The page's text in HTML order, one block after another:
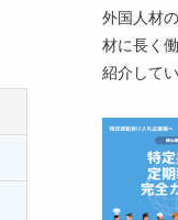
外国人材
材に長く
紹介してい